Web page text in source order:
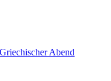
Abend